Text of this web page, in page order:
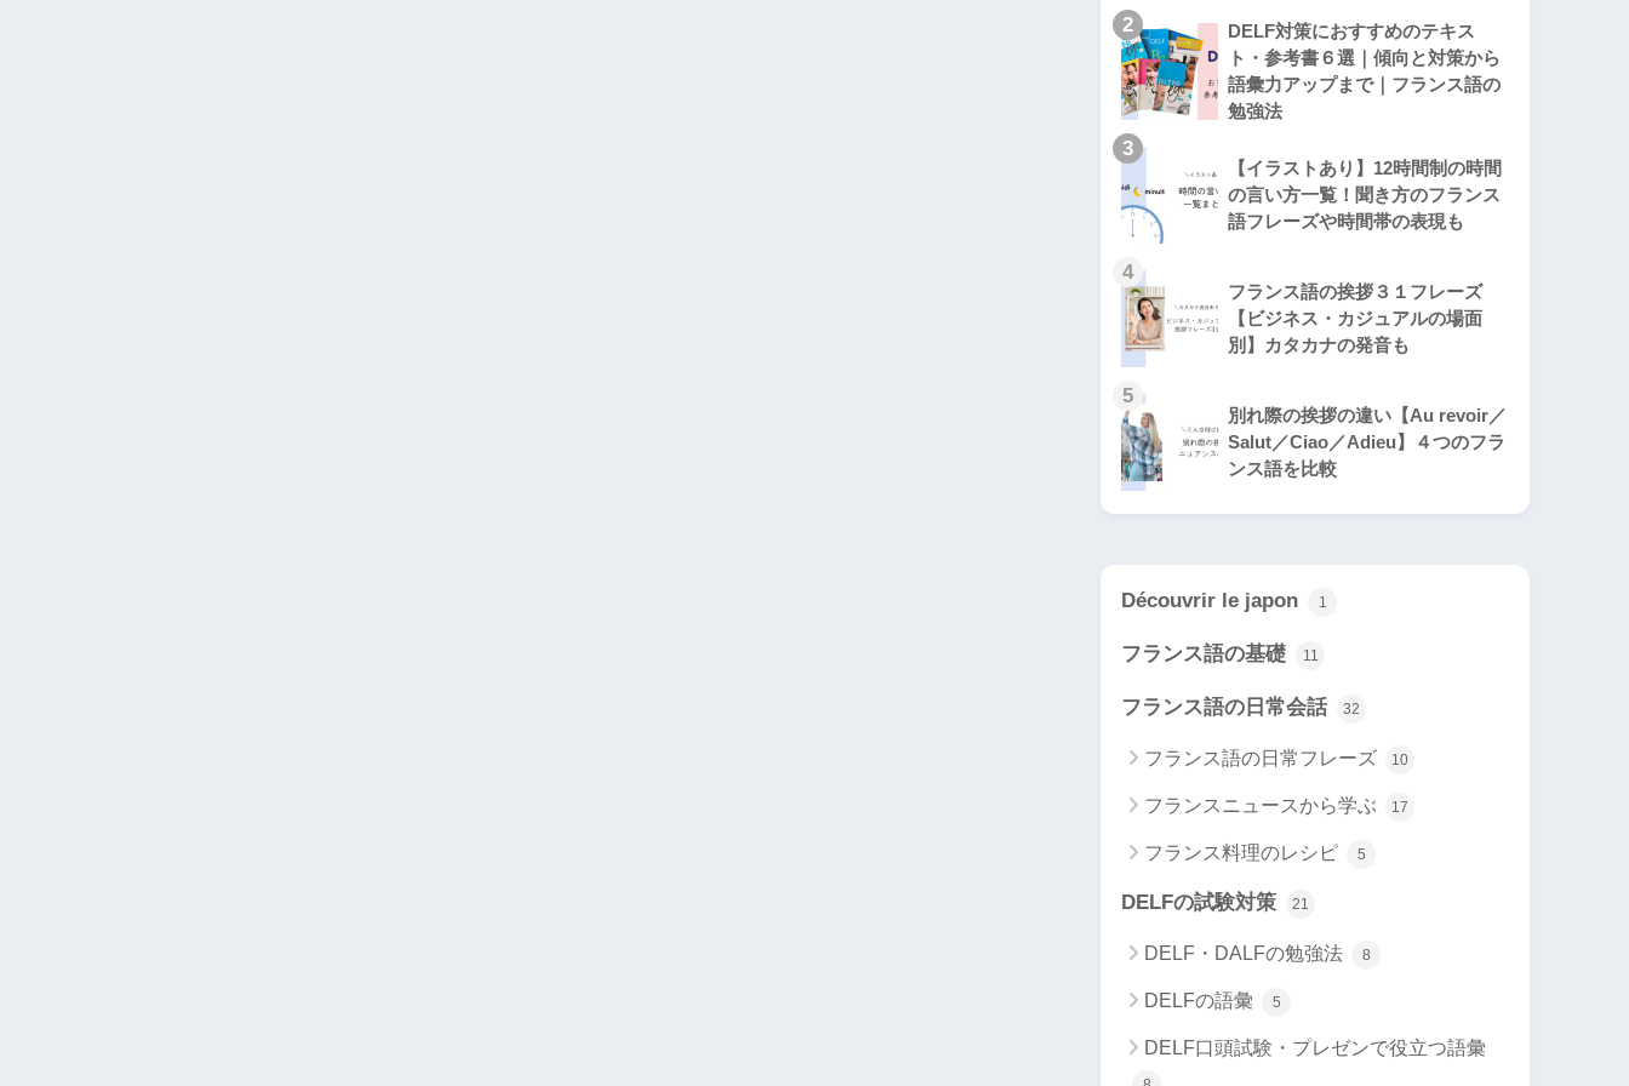
2
DELF対策におすすめのテキス
ト・参考書６選｜傾向と対策から
語彙力アップまで｜フランス語の
勉強法
3
【イラストあり】12時間制の時間
の言い方一覧！聞き方のフランス
語フレーズや時間帯の表現も
4
フランス語の挨拶３１フレーズ
【ビジネス・カジュアルの場面
別】カタカナの発音も
5
別れ際の挨拶の違い【Au revoir／
Salut／Ciao／Adieu】４つのフラ
ンス語を比較
Découvrir le japon 1
フランス語の基礎 11
フランス語の日常会話 32
フランス語の日常フレーズ 10
フランスニュースから学ぶ 17
フランス料理のレシピ 5
DELFの試験対策 21
DELF・DALFの勉強法 8
DELFの語彙 5
DELF口頭試験・プレゼンで役立つ語彙